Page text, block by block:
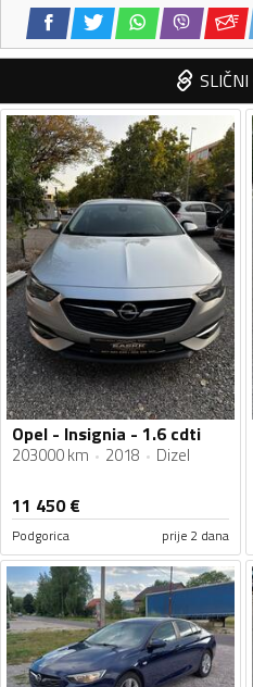
Opel - Insignia - 1.6 cdti
203000 km 2018 Dizel
11 450€
Podgorica prije 2 dana